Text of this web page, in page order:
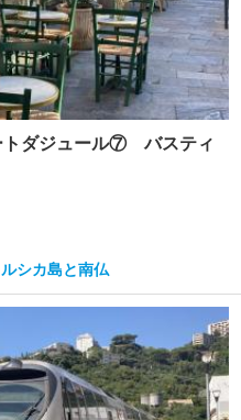
ダジュール⑦ バスティ
シカ島と南仏